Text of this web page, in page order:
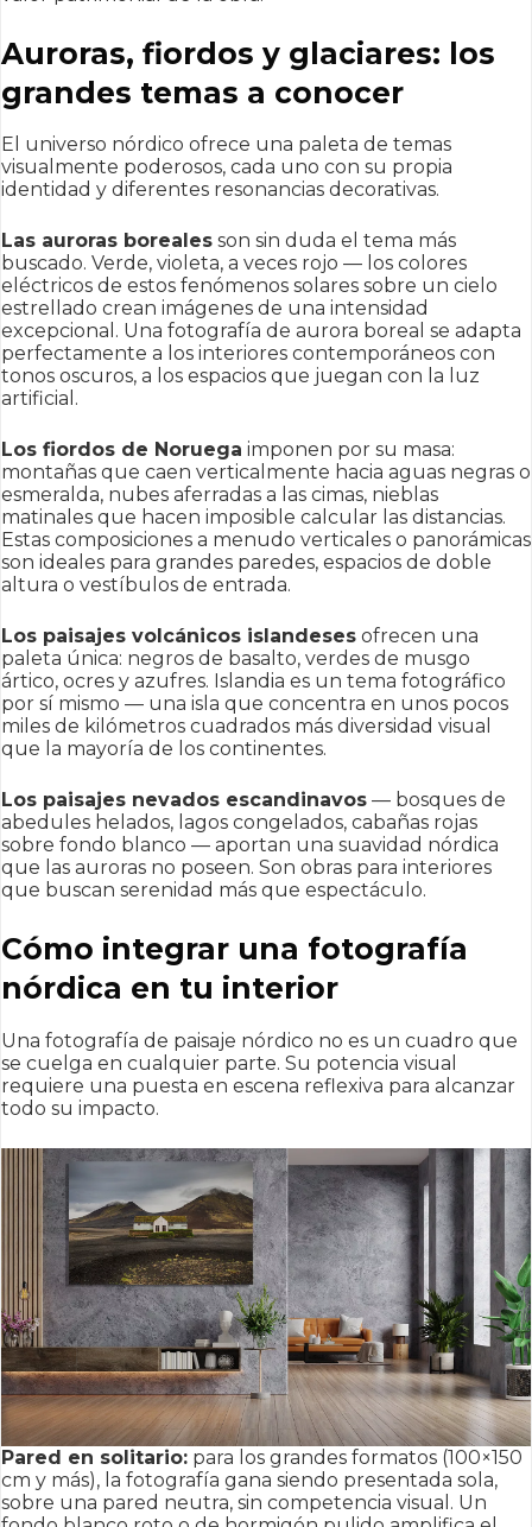
Auroras, fiordos y glaciares: los
grandes temas a conocer
El universo nórdico ofrece una paleta de temas
visualmente poderosos, cada uno con su propia
identidad y diferentes resonancias decorativas.
Las auroras boreales son sin duda el tema más
buscado. Verde, violeta, a veces rojo — los colores
eléctricos de estos fenómenos solares sobre un cielo
estrellado crean imágenes de una intensidad
excepcional. Una fotografía de aurora boreal se adapta
perfectamente a los interiores contemporáneos con
tonos oscuros, a los espacios que juegan con la luz
artificial.
Los fiordos de Noruega imponen por su masa:
montañas que caen verticalmente hacia aguas negras o
esmeralda, nubes aferradas a las cimas, nieblas
matinales que hacen imposible calcular las distancias.
Estas composiciones a menudo verticales o panorámicas
son ideales para grandes paredes, espacios de doble
altura o vestíbulos de entrada.
Los paisajes volcánicos islandeses ofrecen una
paleta única: negros de basalto, verdes de musgo
ártico, ocres y azufres. Islandia es un tema fotográfico
por sí mismo — una isla que concentra en unos pocos
miles de kilómetros cuadrados más diversidad visual
que la mayoría de los continentes.
Los paisajes nevados escandinavos — bosques de
abedules helados, lagos congelados, cabañas rojas
sobre fondo blanco — aportan una suavidad nórdica
que las auroras no poseen. Son obras para interiores
que buscan serenidad más que espectáculo.
Cómo integrar una fotografía
nórdica en tu interior
Una fotografía de paisaje nórdico no es un cuadro que
se cuelga en cualquier parte. Su potencia visual
requiere una puesta en escena reflexiva para alcanzar
todo su impacto.
Pared en solitario: para los grandes formatos (100×150
cm y más), la fotografía gana siendo presentada sola,
sobre una pared neutra, sin competencia visual. Un